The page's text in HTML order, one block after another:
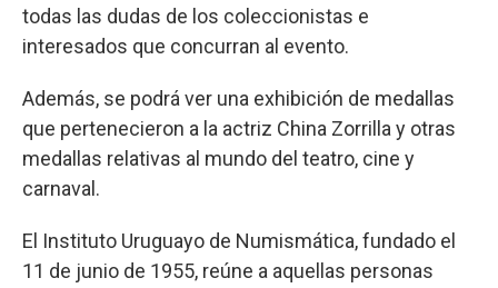
todas las dudas de los coleccionistas e
interesados que concurran al evento.
Además, se podrá ver una exhibición de medallas
que pertenecieron a la actriz China Zorrilla y otras
medallas relativas al mundo del teatro, cine y
carnaval.
El Instituto Uruguayo de Numismática, fundado el
11 de junio de 1955, reúne a aquellas personas